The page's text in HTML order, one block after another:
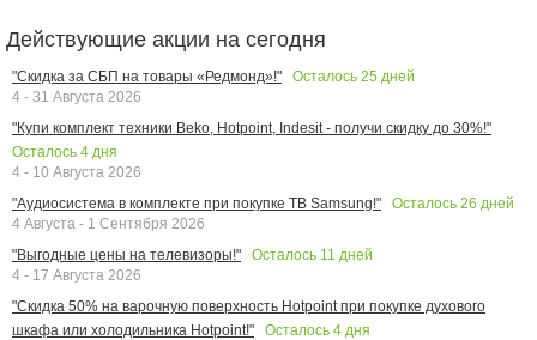
Действующие акции на сегодня
"Скидка за СБП на товары «Редмонд»!" Осталось 25 дней
4 - 31 Августа 2026
"Купи комплект техники Beko, Hotpoint, Indesit - получи скидку до 30%!"
Осталось 4 дня
4 - 10 Августа 2026
"Аудиосистема в комплекте при покупке ТВ Samsung!"
Осталось 26 дней
4 Августа - 1 Сентября 2026
"Выгодные цены на телевизоры!"
Осталось 11 дней
4 - 17 Августа 2026
"Скидка 50% на варочную поверхность Hotpoint при покупке духового
шкафа или холодильника Hotpoint!"
Осталось 4 дня